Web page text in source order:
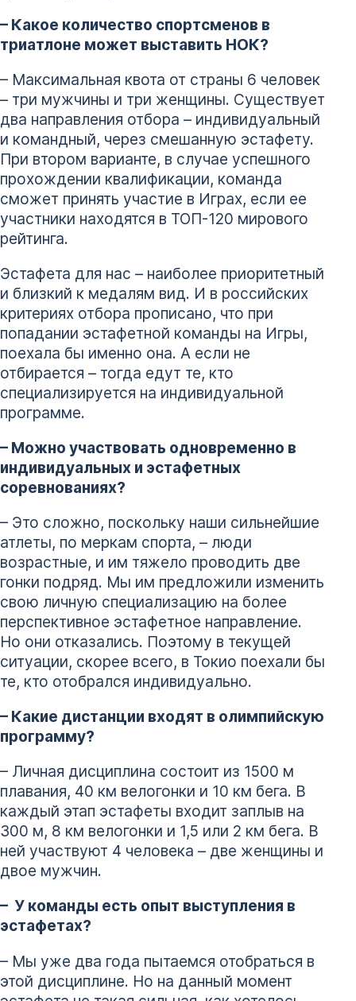
– Какое количество спортсменов в
триатлоне может выставить НОК?
– Максимальная квота от страны 6 человек
– три мужчины и три женщины. Существует
два направления отбора – индивидуальный
и командный, через смешанную эстафету.
При втором варианте, в случае успешного
прохождении квалификации, команда
сможет принять участие в Играх, если ее
участники находятся в ТОП-120 мирового
рейтинга.
Эстафета для нас – наиболее приоритетный
и близкий к медалям вид. И в российских
критериях отбора прописано, что при
попадании эстафетной команды на Игры,
поехала бы именно она. А если не
отбирается – тогда едут те, кто
специализируется на индивидуальной
программе.
– Можно участвовать одновременно в
индивидуальных и эстафетных
соревнованиях?
– Это сложно, поскольку наши сильнейшие
атлеты, по меркам спорта, – люди
возрастные, и им тяжело проводить две
гонки подряд. Мы им предложили изменить
свою личную специализацию на более
перспективное эстафетное направление.
Но они отказались. Поэтому в текущей
ситуации, скорее всего, в Токио поехали бы
те, кто отобрался индивидуально.
– Какие дистанции входят в олимпийскую
программу?
– Личная дисциплина состоит из 1500 м
плавания, 40 км велогонки и 10 км бега. В
каждый этап эстафеты входит заплыв на
300 м, 8 км велогонки и 1,5 или 2 км бега. В
ней участвуют 4 человека – две женщины и
двое мужчин.
– У команды есть опыт выступления в
эстафетах?
– Мы уже два года пытаемся отобраться в
этой дисциплине. Но на данный момент